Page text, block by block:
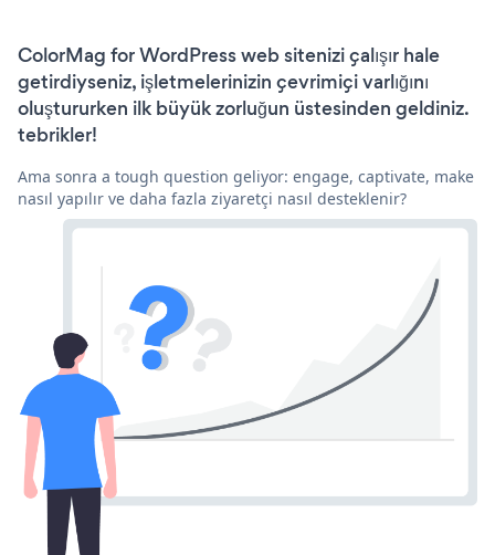
ColorMag for WordPress web sitenizi çalışır hale
getirdiyseniz, işletmelerinizin çevrimiçi varlığını
oluştururken ilk büyük zorluğun üstesinden geldiniz.
tebrikler!
Ama sonra a tough question geliyor: engage, captivate, make
nasıl yapılır ve daha fazla ziyaretçi nasıl desteklenir?